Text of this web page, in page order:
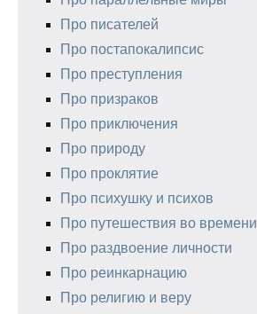
Про писателей
Про постапокалипсис
Про преступления
Про призраков
Про приключения
Про природу
Про проклятие
Про психушку и психов
Про путешествия во времени
Про раздвоение личности
Про реинкарнацию
Про религию и веру